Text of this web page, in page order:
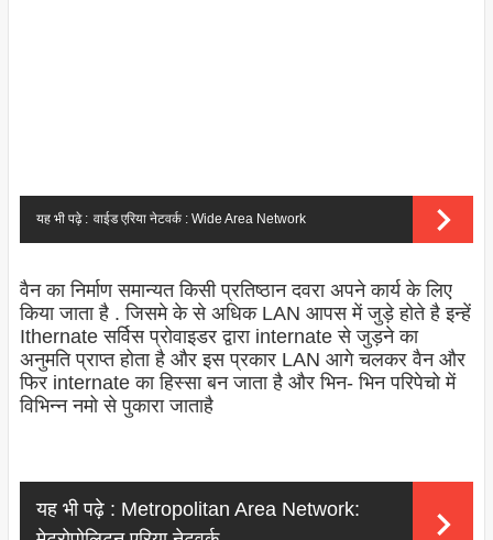
यह भी पढ़े : वाईड एरिया नेटवर्क : Wide Area Network
वैन का निर्माण समान्यत किसी प्रतिष्ठान दवरा अपने कार्य के लिए
किया जाता है . जिसमे के से अधिक LAN आपस में जुड़े होते है इन्हें
Ithernate सर्विस प्रोवाइडर द्वारा internate से जुड़ने का
अनुमति प्राप्त होता है और इस प्रकार LAN आगे चलकर वैन और
फिर internate का हिस्सा बन जाता है और भिन- भिन परिपेचो में
विभिन्न नमो से पुकारा जाताहै
यह भी पढ़े : Metropolitan Area Network: